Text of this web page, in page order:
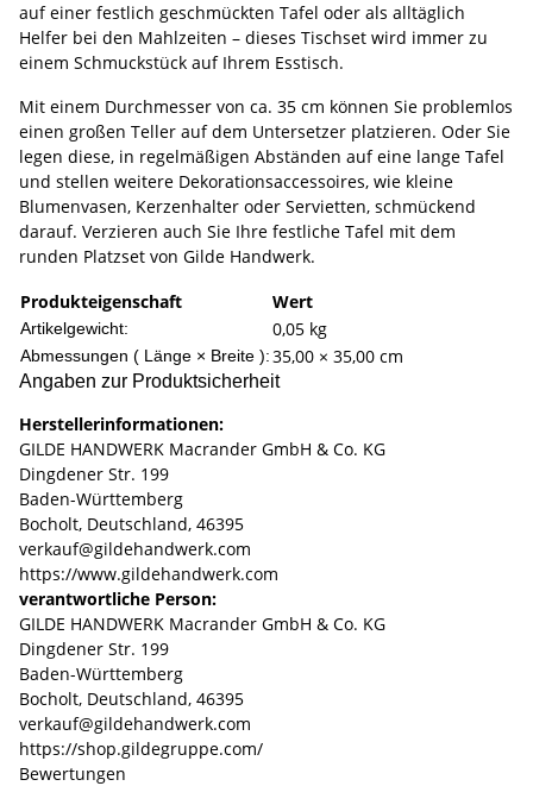
auf einer festlich geschmückten Tafel oder als alltäglich
Helfer bei den Mahlzeiten – dieses Tischset wird immer zu
einem Schmuckstück auf Ihrem Esstisch.
Mit einem Durchmesser von ca. 35 cm können Sie problemlos
einen großen Teller auf dem Untersetzer platzieren. Oder Sie
legen diese, in regelmäßigen Abständen auf eine lange Tafel
und stellen weitere Dekorationsaccessoires, wie kleine
Blumenvasen, Kerzenhalter oder Servietten, schmückend
darauf. Verzieren auch Sie Ihre festliche Tafel mit dem
runden Platzset von Gilde Handwerk.
Produkteigenschaft
Wert
Artikelgewicht: 0,05 kg
Abmessungen ( Länge × Breite ):35,00 × 35,00 cm
Angaben zur Produktsicherheit
Herstellerinformationen:
GILDE HANDWERK Macrander GmbH & Co. KG
Dingdener Str. 199
Baden-Württemberg
Bocholt, Deutschland, 46395
verkauf@gildehandwerk.com
https://www.gildehandwerk.com
verantwortliche Person:
GILDE HANDWERK Macrander GmbH & Co. KG
Dingdener Str. 199
Baden-Württemberg
Bocholt, Deutschland, 46395
verkauf@gildehandwerk.com
https://shop.gildegruppe.com/
Bewertungen